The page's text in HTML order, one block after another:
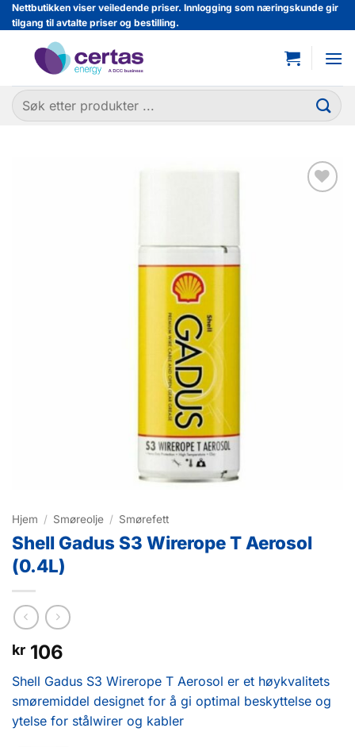
Skip
to
content
Nettbutikken viser veiledende priser. Innlogging som næringskunde gir
tilgang til avtalte priser og bestilling.
Søk
etter:
Hjem / Smøreolje / Smørefett
Shell Gadus S3 Wirerope T Aerosol
(0.4L)
kr 106
Shell Gadus S3 Wirerope T Aerosol er et høykvalitets
smøremiddel designet for å gi optimal beskyttelse og
ytelse for stålwirer og kabler